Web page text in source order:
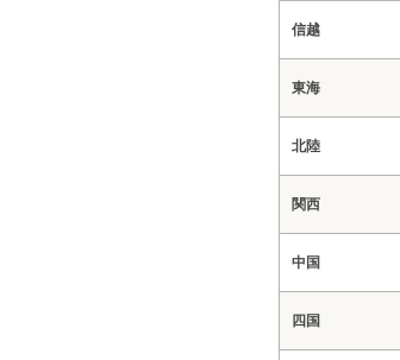
信越
東海
北陸
関西
中国
四国